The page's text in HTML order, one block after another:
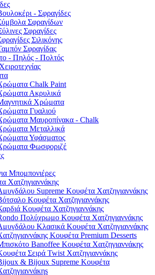
- Σφραγίδες
Σφραγίδων
Σφραγίδες
Σιλικόνης
Σφραγίδας
- Πηλός - Πολτός
Chalk Paint
Ακρυλικά
Χρώματα
Γυαλιού
Μαυροπίνακα - Chalk
Μεταλλικά
Υφάσματος
Φωσφοριζέ
Μπομπονιέρες
Χατζηγιαννάκης
Supreme Κουφέτα Χατζηγιαννάκης
Κουφέτα Χατζηγιαννάκης
Κουφέτα Χατζηγιαννάκης
Πολύχρωμο Κουφέτα Χατζηγιαννάκης
Κλασικά Κουφέτα Χατζηγιαννάκης
Κουφέτα Premium Desserts
Banoffee Κουφέτα Χατζηγιαννάκης
Σειρά Twist Χατζηγιαννάκης
& Bijoux Supreme Κουφέτα